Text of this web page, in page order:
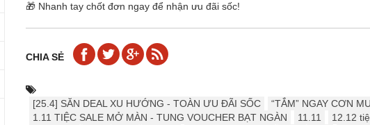
🎁 Nhanh tay chốt đơn ngay để nhận ưu đãi sốc!
CHIA SẺ
[25.4] ️️SĂN DEAL XU HƯỚNG - TOÀN ƯU ĐÃI SỐC
“TẮM” NGAY CƠN
1.11 TIỆC SALE MỞ MÀN - TUNG VOUCHER BẠT NGÀN
11.11 12.12